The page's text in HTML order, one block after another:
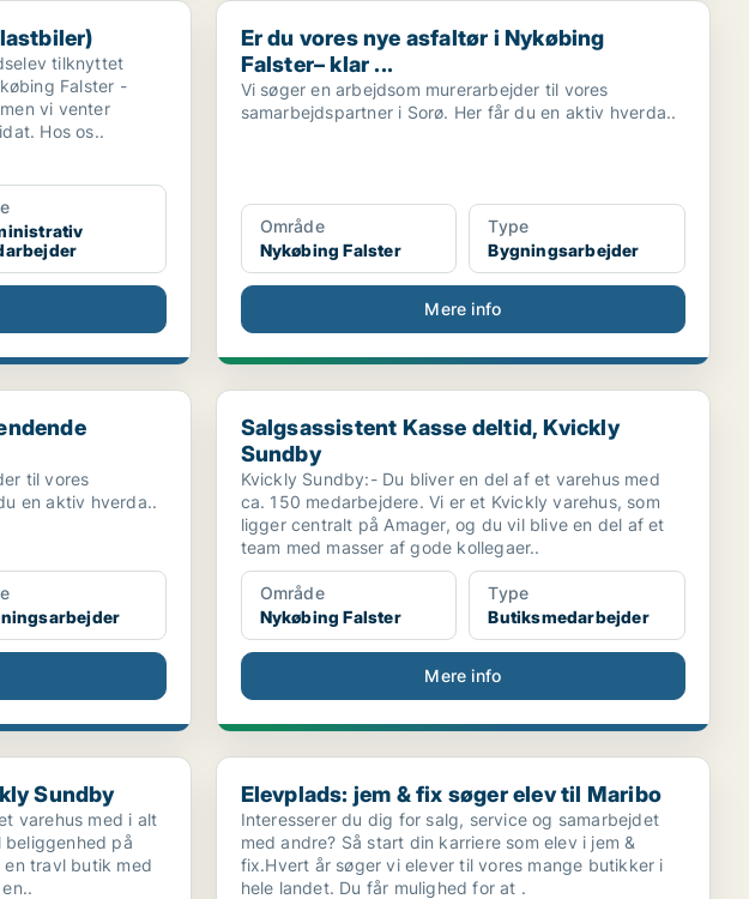
tilknyttet
Falster -
vi venter
Hos os..
Er du vores nye asfaltør i Nykøbing Falster– klar ...
Er du vores nye asfaltør i Nykøbing
Falster– klar ...
Vi søger en arbejdsom murerarbejder til vores
samarbejdspartner i Sorø. Her får du en aktiv hverda..
Område
Nykøbing Falster
Type
Bygningsarbejder
Mere info
projekter i Nykøb...
til vores
en aktiv hverda..
Salgsassistent Kasse deltid, Kvickly Sundby
Salgsassistent Kasse deltid, Kvickly
Sundby
Kvickly Sundby:- Du bliver en del af et varehus med
ca. 150 medarbejdere. Vi er et Kvickly varehus, som
ligger centralt på Amager, og du vil blive en del af et
team med masser af gode kollegaer..
Område
Nykøbing Falster
Type
Butiksmedarbejder
Mere info
Sundby
varehus med i alt
beliggenhed på
en travl butik med
Elevplads: jem & fix søger elev til Maribo
Elevplads: jem & fix søger elev til Maribo
Interesserer du dig for salg, service og samarbejdet
med andre? Så start din karriere som elev i jem &
fix.Hvert år søger vi elever til vores mange butikker i
hele landet. Du får mulighed for at .